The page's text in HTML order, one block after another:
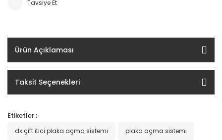
Tavsiye Et
Ürün Açıklaması
Taksit Seçenekleri
Etiketler :
dx çift itici plaka açma sistemi plaka açma sistemi